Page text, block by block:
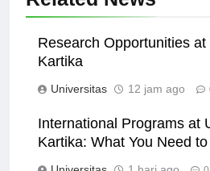
Related News
Research Opportunities at
International Programs at